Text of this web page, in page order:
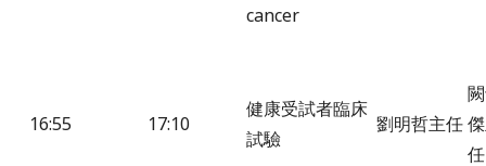
cancer
16:55 17:10
健康受試者臨床
試驗
劉明哲主任
任